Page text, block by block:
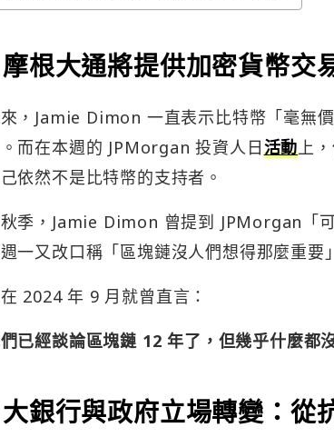
摩根大通將提供加密貨幣交
，Jamie Dimon 一直表示比特幣「毫無
而在本週的 JPMorgan 投資人日活動上
依然不是比特幣的支持者。
季，Jamie Dimon 曾提到 JPMorgan「
一又改口稱「區塊鏈沒人們想得那麼重要
2024 年 9 月就曾直言：
們已經談論區塊鏈 12 年了，但幾乎什麼
大銀行與政府立場轉變：從